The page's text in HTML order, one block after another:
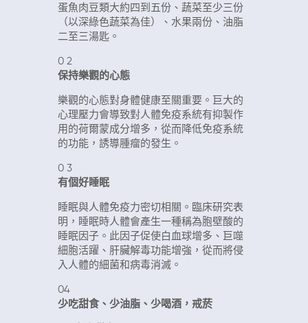
蛋魚肉豆類大約四到五份、蔬菜至少三份
（以深綠色蔬菜為佳）、水果兩份、油脂
二至三湯匙。
0 2
保持樂觀的心態
樂觀的心態對身體健康至關重要。巨大的
心理壓力會導致對人體免疫系統有抑製作
用的荷爾蒙成分增多，從而降低免疫系統
的功能，誘導腫瘤的發生。
0 3
有個好睡眠
睡眠與人體免疫力密切相關。臨床研究表
明，睡眠時人體會產生一種稱為胞壁酸的
睡眠因子。此因子促使白血球增多、巨噬
細胞活躍、肝臟解毒功能增強，從而將侵
入人體的細菌和病毒消滅。
04
少吃甜食、少油脂、少喝酒，戒菸